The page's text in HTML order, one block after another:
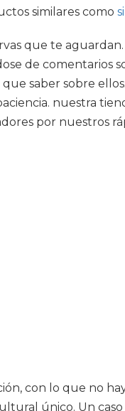
similares como
que te
de comentarios
saber sobre
nuestra
por nuestros
con lo que no
único. Un